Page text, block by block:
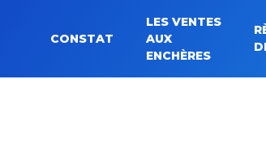
Rechercher :
CONSTAT
LES VENTES
AUX
ENCHÈRES